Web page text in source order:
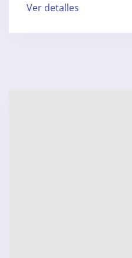
Ver detalles